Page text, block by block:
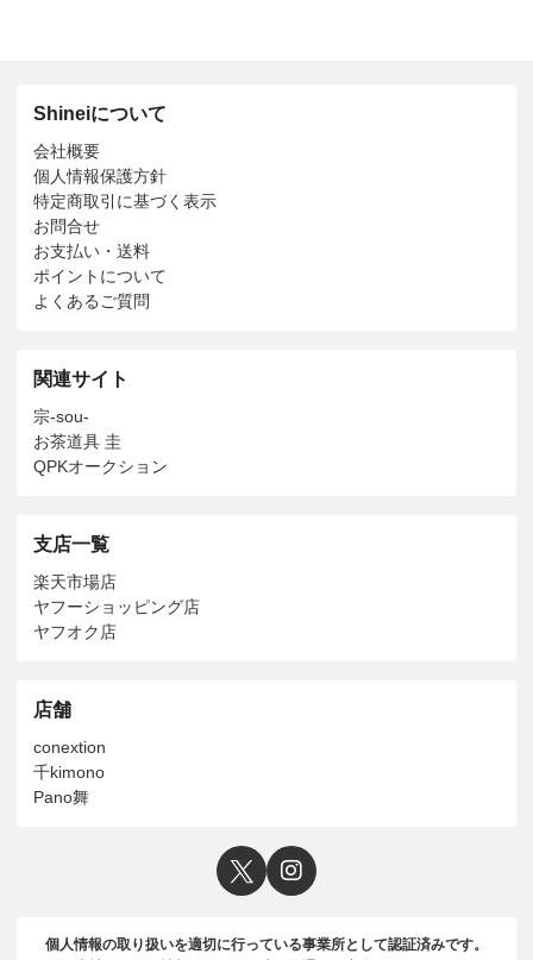
Shineiについて
会社概要
個人情報保護方針
特定商取引に基づく表示
お問合せ
お支払い・送料
ポイントについて
よくあるご質問
関連サイト
宗-sou-
お茶道具 圭
QPKオークション
支店一覧
楽天市場店
ヤフーショッピング店
ヤフオク店
店舗
conextion
千kimono
Pano舞
個人情報の取り扱いを適切に行っている事業所として認証済みです。